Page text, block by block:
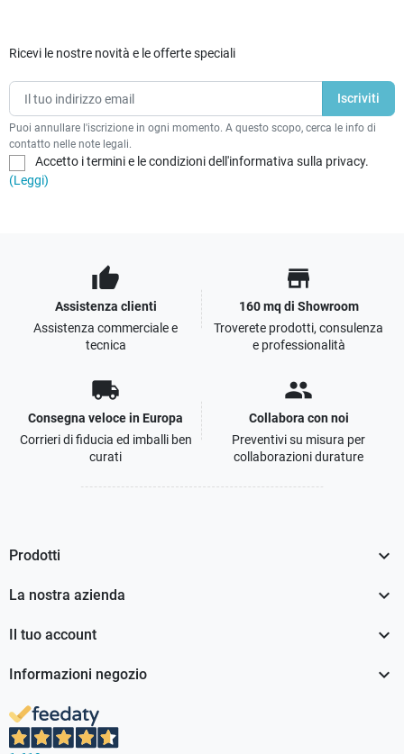
Ricevi le nostre novità e le offerte speciali
Puoi annullare l'iscrizione in ogni momento. A questo scopo, cerca le info di
contatto nelle note legali.
Accetto i termini e le condizioni dell'informativa sulla privacy.
(Leggi)
thumb_up
Assistenza clienti
Assistenza commerciale e
tecnica
store
160 mq di Showroom
Troverete prodotti, consulenza
e professionalità
local_shipping
Consegna veloce in Europa
Corrieri di fiducia ed imballi ben
curati
people
Collabora con noi
Preventivi su misura per
collaborazioni durature
Prodotti 
La nostra azienda 
Il tuo account 
Informazioni negozio 